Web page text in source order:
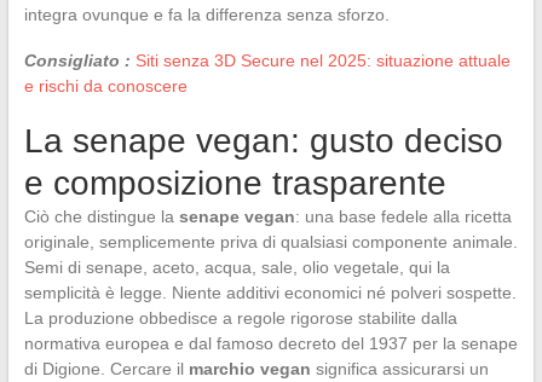
integra ovunque e fa la differenza senza sforzo.
Consigliato : Siti senza 3D Secure nel 2025: situazione attuale
e rischi da conoscere
La senape vegan: gusto deciso
e composizione trasparente
Ciò che distingue la senape vegan: una base fedele alla ricetta
originale, semplicemente priva di qualsiasi componente animale.
Semi di senape, aceto, acqua, sale, olio vegetale, qui la
semplicità è legge. Niente additivi economici né polveri sospette.
La produzione obbedisce a regole rigorose stabilite dalla
normativa europea e dal famoso decreto del 1937 per la senape
di Digione. Cercare il marchio vegan significa assicurarsi un